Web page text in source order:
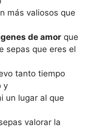
más valiosos que
de amor que
sepas que eres el
tanto tiempo
y
un lugar al que
valorar la